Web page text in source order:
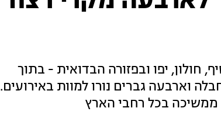
חולון, יפו ובפזורה הבדואית - בתוך
וארבעה גברים נורו למוות באירועים.
בכל רחבי הארץ